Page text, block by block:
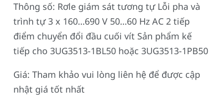
Thông số: Rơle giám sát tương tự Lỗi pha và
trình tự 3 x 160…690 V 50…60 Hz AC 2 tiếp
điểm chuyển đổi đầu cuối vít Sản phẩm kế
tiếp cho 3UG3513-1BL50 hoặc 3UG3513-1PB50
Giá: Tham khảo vui lòng liên hệ để được cập
nhật giá tốt nhất